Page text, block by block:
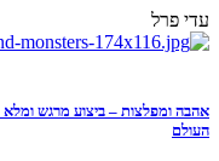
עדי פרל
אהבה ומפלצות – ביצוע מרגש ומלא
העולם